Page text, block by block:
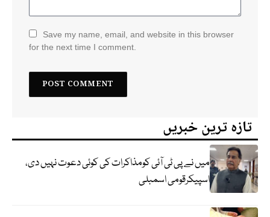
Save my name, email, and website in this browser
for the next time I comment.
تازہ ترین خبریں
میں نے پی ٹی آئی کومذاکرات کی کوئی دعوت نہیں دی،
اسپیکرقومی اسمبلی